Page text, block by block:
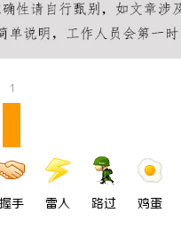
1
握手 雷人 路过 鸡蛋